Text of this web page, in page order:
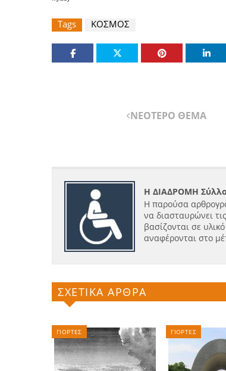
Tags ΚΟΣΜΟΣ
ΝΕΟΤΕΡΟ ΘΕΜΑ
Η ΔΙΑΔΡΟΜΗ
Η παρούσα
να διασταυρώνει
βασίζονται σε
αναφέρονται στο
ΣΧΕΤΙΚΑ ΑΡΘΡΑ
ΓΙΟΡΤΕΣ ΓΙΟΡΤΕΣ